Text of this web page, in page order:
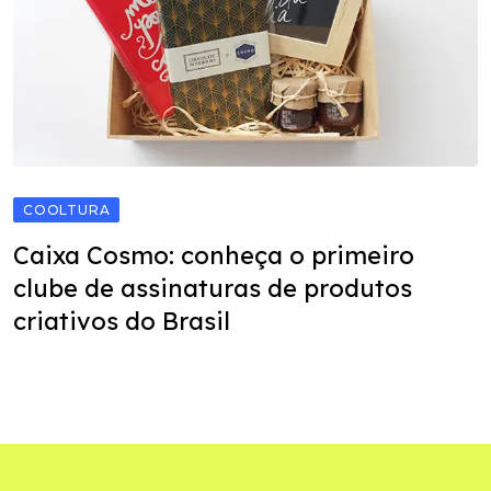
COOLTURA
Caixa Cosmo: conheça o primeiro
clube de assinaturas de produtos
criativos do Brasil